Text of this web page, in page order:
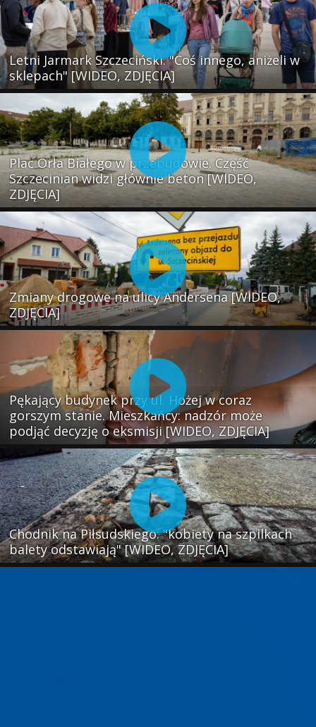
Letni Jarmark Szczeciński. "Coś innego, aniżeli w
sklepach" [WIDEO, ZDJĘCIA]
Plac Orła Białego w przebudowie. Część
Szczecinian widzi głównie beton [WIDEO,
ZDJĘCIA]
Zmiany drogowe na ulicy Andersena [WIDEO,
ZDJĘCIA]
Pękający budynek przy ul. Hożej w coraz
gorszym stanie. Mieszkańcy: nadzór może
podjąć decyzję o eksmisji [WIDEO, ZDJĘCIA]
Chodnik na Piłsudskiego: "kobiety na szpilkach
balety odstawiają" [WIDEO, ZDJĘCIA]